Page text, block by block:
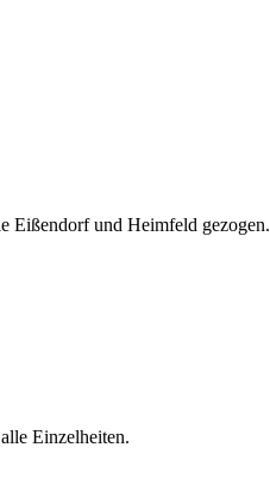
Eißendorf und Heimfeld gezogen.
Einzelheiten.